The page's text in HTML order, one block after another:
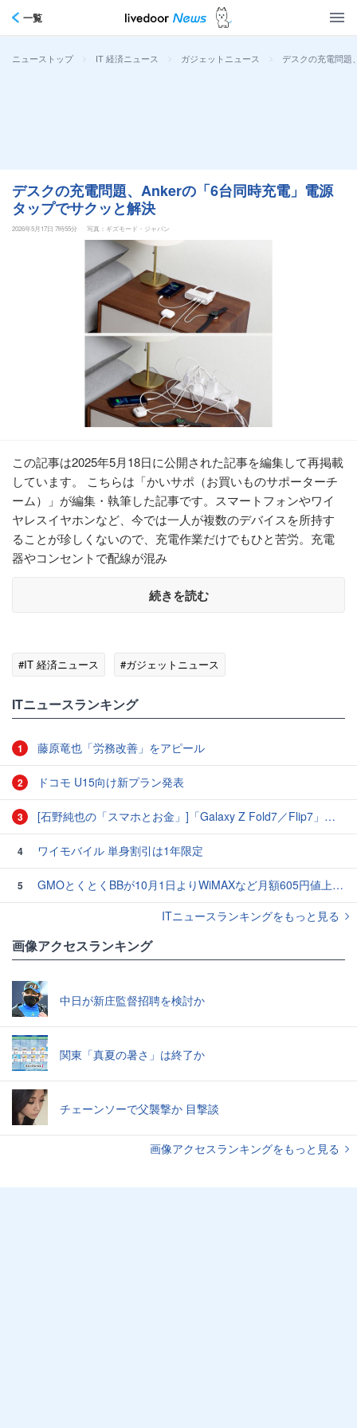
一覧
ニューストップ > IT 経済ニュース > ガジェットニュース > デスクの充電問題
デスクの充電問題、Ankerの「6台同時充電」電源
タップでサクッと解決
2026年5月17日 7時55分 写真：ギズモード・ジャパン
この記事は2025年5月18日に公開された記事を編集して再掲載
しています。 こちらは「かいサポ（お買いものサポーターチ
ーム）」が編集・執筆した記事です。スマートフォンやワイ
ヤレスイヤホンなど、今では一人が複数のデバイスを所持す
ることが珍しくないので、充電作業だけでもひと苦労。充電
器やコンセントで配線が混み
続きを読む
#IT 経済ニュース #ガジェットニュース
ITニュースランキング
1 藤原竜也「労務改善」をアピール
2 ドコモ U15向け新プラン発表
3 [石野純也の「スマホとお金」]「Galaxy Z Fold7／Flip7」発表、注目したいソフトバンクの価格攻勢
4 ワイモバイル 単身割引は1年限定
5
GMOとくとくBBが10月1日よりWiMAXなど月額605円値上げ！全6種の重要変更を徹底解説
ITニュースランキングをもっと見る
画像アクセスランキング
中日が新庄監督招聘を検討か
関東「真夏の暑さ」は終了か
チェーンソーで父襲撃か 目撃談
画像アクセスランキングをもっと見る